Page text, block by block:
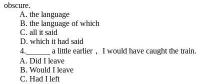
obscure.
A. the language
B. the language of which
C. all it said
D. which it had said
4.______ a little earlier， I would have caught the train.
A. Did I leave
B. Would I leave
C. Had I left